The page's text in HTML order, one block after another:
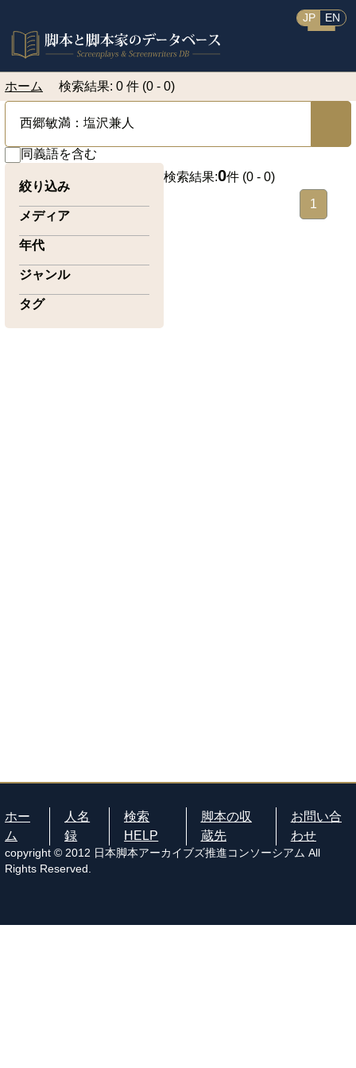
JP EN
ホーム 検索結果: 0 件 (0 - 0)
同義語を含む
絞り込み
メディア
年代
ジャンル
タグ
検索結果:0件 (0 - 0)
1
ホー
ム
人名
録
検索
HELP
脚本の収
蔵先
お問い合
わせ
copyright © 2012 日本脚本アーカイブズ推進コンソーシアム All
Rights Reserved.